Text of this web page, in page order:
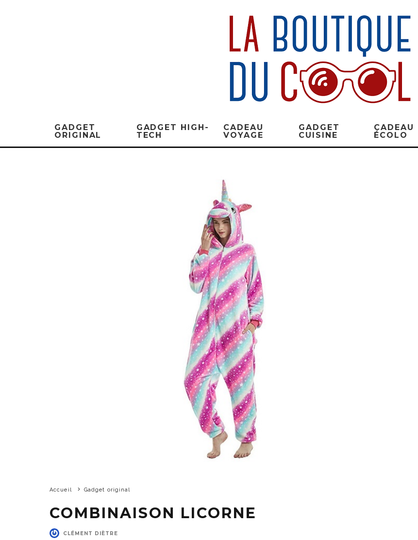
GADGET
ORIGINAL
GADGET HIGH-
TECH
CADEAU
VOYAGE
GADGET
CUISINE
CADEAU
ÉCOLO
Accueil Gadget original
COMBINAISON LICORNE
CLÉMENT DIÈTRE